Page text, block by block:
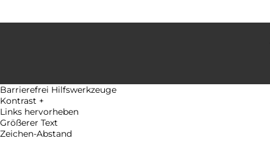
Barrierefrei Hilfswerkzeuge
Kontrast +
Links hervorheben
Größerer Text
Zeichen-Abstand